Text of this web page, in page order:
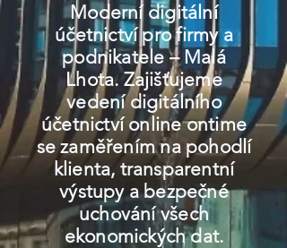
Moderní digitální
účetnictví pro firmy a
podnikatele – Malá
Lhota. Zajišťujeme
vedení digitálního
účetnictví online ontime
se zaměřením na pohodlí
klienta, transparentní
výstupy a bezpečné
uchování všech
ekonomických dat.